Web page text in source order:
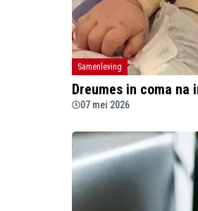
Samenleving
Dreumes in coma
07 mei 2026